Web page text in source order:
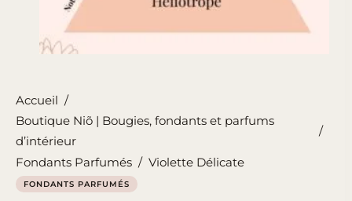
Accueil /
Boutique Niõ | Bougies, fondants et parfums
d’intérieur
/
Fondants Parfumés / Violette Délicate
FONDANTS PARFUMÉS